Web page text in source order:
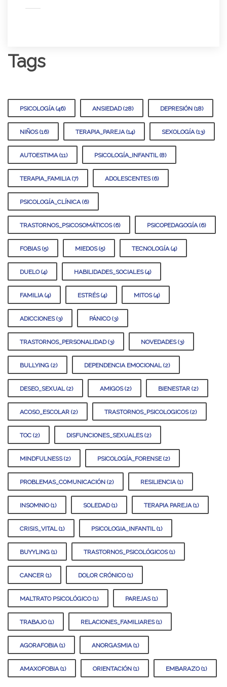
Tags
PSICOLOGÍA (46) ANSIEDAD (28) DEPRESIÓN (18)
NIÑOS (16) TERAPIA_PAREJA (14) SEXOLOGÍA (13)
AUTOESTIMA (11) PSICOLOGÍA_INFANTIL (8)
TERAPIA_FAMILIA (7) ADOLESCENTES (6)
PSICOLOGÍA_CLÍNICA (6)
TRASTORNOS_PSICOSOMÁTICOS (6) PSICOPEDAGOGÍA (6)
FOBIAS (5) MIEDOS (5) TECNOLOGÍA (4)
DUELO (4) HABILIDADES_SOCIALES (4)
FAMILIA (4) ESTRÉS (4) MITOS (4)
ADICCIONES (3) PÁNICO (3)
TRASTORNOS_PERSONALIDAD (3) NOVEDADES (3)
BULLYING (2) DEPENDENCIA EMOCIONAL (2)
DESEO_SEXUAL (2) AMIGOS (2) BIENESTAR (2)
ACOSO_ESCOLAR (2) TRASTORNOS_PSICOLOGICOS (2)
TOC (2) DISFUNCIONES_SEXUALES (2)
MINDFULNESS (2) PSICOLOGÍA_FORENSE (2)
PROBLEMAS_COMUNICACIÓN (2) RESILIENCIA (1)
INSOMNIO (1) SOLEDAD (1) TERAPIA PAREJA (1)
CRISIS_VITAL (1) PSICOLOGIA_INFANTIL (1)
BUYYLING (1) TRASTORNOS_PSICOLÓGICOS (1)
CANCER (1) DOLOR CRÓNICO (1)
MALTRATO PSICOLÓGICO (1) PAREJAS (1)
TRABAJO (1) RELACIONES_FAMILIARES (1)
AGORAFOBIA (1) ANORGASMIA (1)
AMAXOFOBIA (1) ORIENTACIÓN (1) EMBARAZO (1)